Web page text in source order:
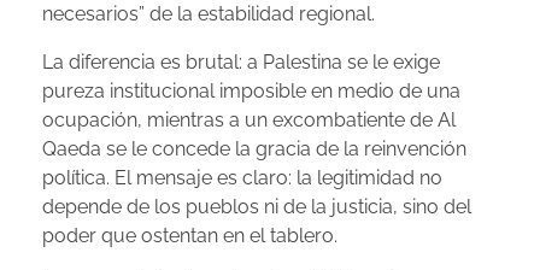
necesarios” de la estabilidad regional.
La diferencia es brutal: a Palestina se le exige
pureza institucional imposible en medio de una
ocupación, mientras a un excombatiente de Al
Qaeda se le concede la gracia de la reinvención
política. El mensaje es claro: la legitimidad no
depende de los pueblos ni de la justicia, sino del
poder que ostentan en el tablero.